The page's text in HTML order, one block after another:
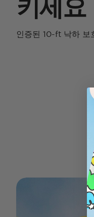
인증된 10-ft 낙하 보